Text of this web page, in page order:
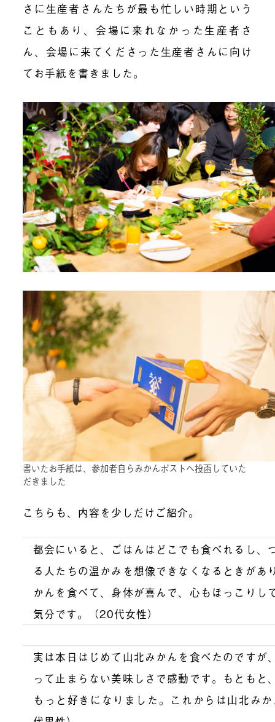
さに生産者さんたちが最も忙しい時期という
こともあり、会場に来れなかった生産者さ
ん、会場に来てくださった生産者さんに向け
てお手紙を書きました。
書いたお手紙は、参加者自らみかんポストへ投函していた
だきました
こちらも、内容を少しだけご紹介。
都会にいると、ごはんはどこでも食べれるし、
る人たちの温かみを想像できなくなるときがあ
かんを食べて、身体が喜んで、心もほっこりし
気分です。（20代女性）
実は本日はじめて山北みかんを食べたのですが
って止まらない美味しさで感動です。もともと
もっと好きになりました。これからは山北み